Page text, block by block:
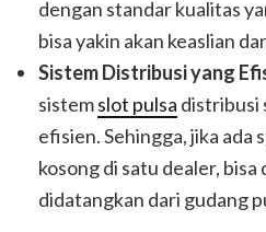
dengan standar kualitas
bisa yakin akan keaslian
Sistem Distribusi yang
sistemslot pulsa distribusi
efisien. Sehingga, jika ada
kosong di satu dealer,
didatangkan dari gudang